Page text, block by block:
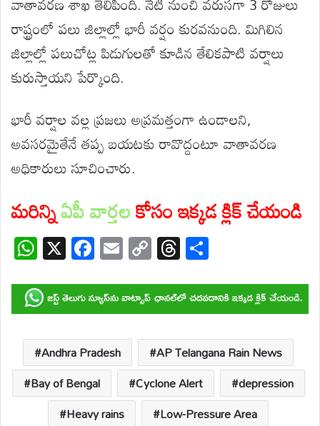
రాష్ట్రంలో పలు జిల్లాల్లో భారీ వర్షం కురవనుంది. మిగిలిన
జిల్లాల్లో పలుచోట్ల పిడుగులతో కూడిన తేలికపాటి వర్షాలు
కురుస్తాయని పేర్కొంది.
భారీ వర్షాల వల్ల ప్రజలు అప్రమత్తంగా ఉండాలని,
అవసరమైతేనే తప్ప బయటకు రావొద్దంటూ వాతావరణ
అధికారులు సూచించారు.
మరిన్నిఏపీ వార్తలకోసం ఇక్కడ క్లిక్ చేయండి
W
h
at
s
A
p
p
X F
ac
e
b
o
o
k
E
m
ail
C
o
p
y
Li
n
k
T
hr
e
a
d
s
ar
e
Andhra Pradesh
AP Telangana Rain News
Bay of Bengal
Cyclone Alert
depression
Heavy rains
Low-Pressure Area